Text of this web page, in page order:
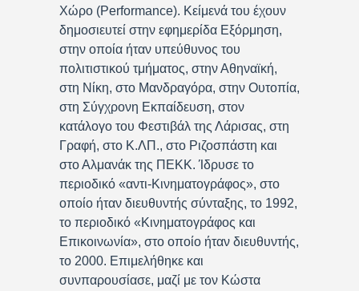
Χώρο (Performance). Κείμενά του έχουν
δημοσιευτεί στην εφημερίδα Εξόρμηση,
στην οποία ήταν υπεύθυνος του
πολιτιστικού τμήματος, στην Αθηναϊκή,
στη Νίκη, στο Μανδραγόρα, στην Ουτοπία,
στη Σύγχρονη Εκπαίδευση, στον
κατάλογο του Φεστιβάλ της Λάρισας, στη
Γραφή, στο Κ.ΛΠ., στο Ριζοσπάστη και
στο Αλμανάκ της ΠΕΚΚ. Ίδρυσε το
περιοδικό «αντι-Κινηματογράφος», στο
οποίο ήταν διευθυντής σύνταξης, το 1992,
το περιοδικό «Κινηματογράφος και
Επικοινωνία», στο οποίο ήταν διευθυντής,
το 2000. Επιμελήθηκε και
συνπαρουσίασε, μαζί με τον Κώστα